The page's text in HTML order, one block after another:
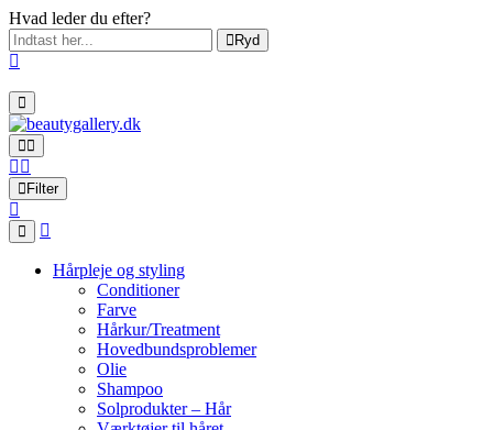
Hvad leder du efter?
Ryd
Filter
Hårpleje og styling
Conditioner
Farve
Hårkur/Treatment
Hovedbundsproblemer
Olie
Shampoo
Solprodukter – Hår